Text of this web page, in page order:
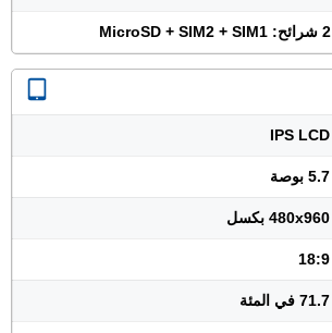
2 شرائح: MicroSD + SIM2 + SIM1
IPS LCD
5.7 بوصة
480x960 بكسل
18:9
71.7 في المئة